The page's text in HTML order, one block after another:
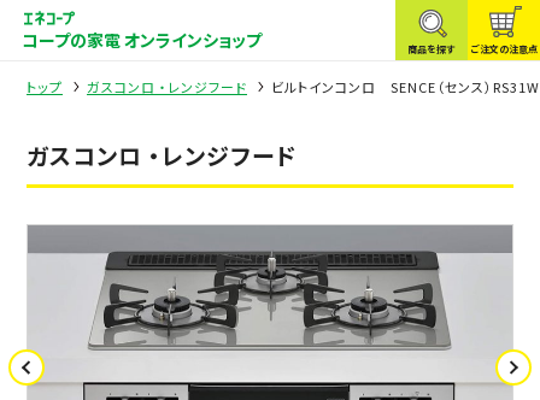
コープの家電 オンラインショップ 商品を探す ご注文の注意点
トップ ガスコンロ ・レンジフード ビルトインコンロ SENCE（センス）
ガスコンロ ・レンジフード